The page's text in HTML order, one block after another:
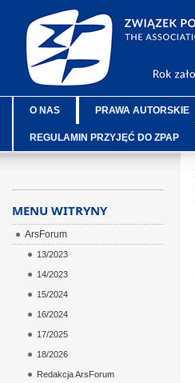
O NAS PRAWA AUTORSKIE
REGULAMIN PRZYJĘĆ DO ZPAP
MENU WITRYNY
ArsForum
13/2023
14/2023
15/2024
16/2024
17/2025
18/2026
Redakcja ArsForum